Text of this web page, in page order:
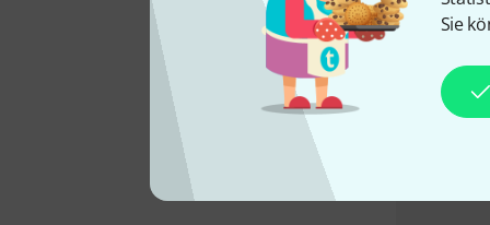
Sie